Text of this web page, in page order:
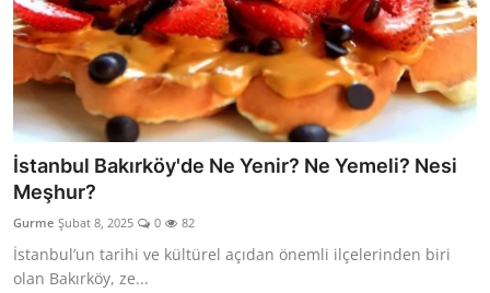
İstanbul Bakırköy'de Ne Yenir? Ne Yemeli? Nesi
Meşhur?
Gurme Şubat 8, 2025 0 82
İstanbul’un tarihi ve kültürel açıdan önemli ilçelerinden biri
olan Bakırköy, ze...